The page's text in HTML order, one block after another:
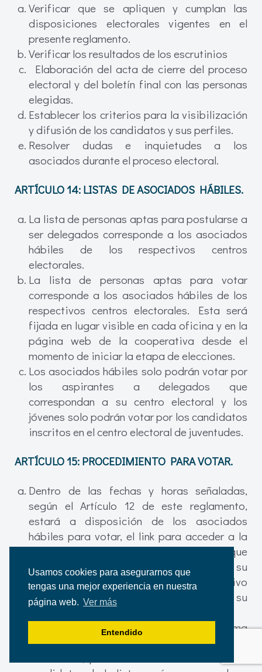
Usamos cookies para asegurarnos que
tengas una mejor experiencia en nuestra
página web. Ver más
Entendido
Verificar que se apliquen y cumplan las
disposiciones electorales vigentes en el
presente reglamento.
Verificar los resultados de los escrutinios
Elaboración del acta de cierre del proceso
electoral y del boletín final con las personas
elegidas.
Establecer los criterios para la visibilización
y difusión de los candidatos y sus perfiles.
Resolver dudas e inquietudes a los
asociados durante el proceso electoral.
ARTÍCULO 14: LISTAS DE ASOCIADOS HÁBILES.
La lista de personas aptas para postularse a
ser delegados corresponde a los asociados
hábiles de los respectivos centros
electorales.
La lista de personas aptas para votar
corresponde a los asociados hábiles de los
respectivos centros electorales. Esta será
fijada en lugar visible en cada oficina y en la
página web de la cooperativa desde el
momento de iniciar la etapa de elecciones.
Los asociados hábiles solo podrán votar por
los aspirantes a delegados que
correspondan a su centro electoral y los
jóvenes solo podrán votar por los candidatos
inscritos en el centro electoral de juventudes.
ARTÍCULO 15: PROCEDIMIENTO PARA VOTAR.
Dentro de las fechas y horas señaladas,
según el Artículo 12 de este reglamento,
estará a disposición de los asociados
hábiles para votar, el link para acceder a la
plataforma de votaciones, de tal manera que
puedan elegir a los candidatos de su
preferencia bien sea desde su dispositivo
móvil o computador, o directamente en su
El asociado hábil ingresa a la plataforma
virtual de votaciones digitando su usuario y